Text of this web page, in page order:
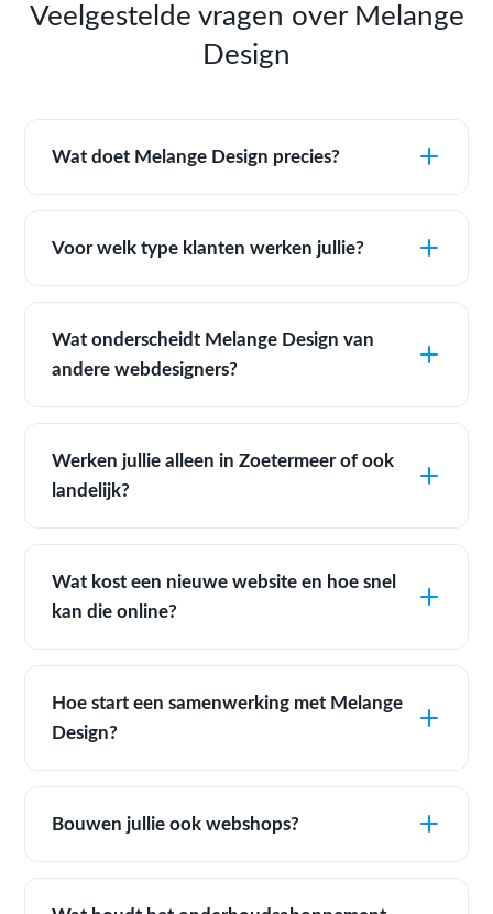
Veelgestelde vragen over Melange
Design
Wat doet Melange Design precies?
Voor welk type klanten werken jullie?
Wat onderscheidt Melange Design van
andere webdesigners?
Werken jullie alleen in Zoetermeer of ook
landelijk?
Wat kost een nieuwe website en hoe snel
kan die online?
Hoe start een samenwerking met Melange
Design?
Bouwen jullie ook webshops?